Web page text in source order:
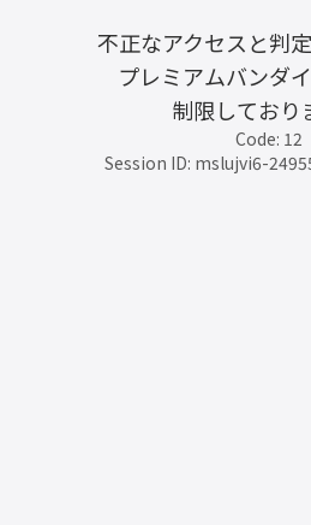
不正なアクセスと判
プレミアムバンダ
制限しており
Code: 12
Session ID: mslujvi6-